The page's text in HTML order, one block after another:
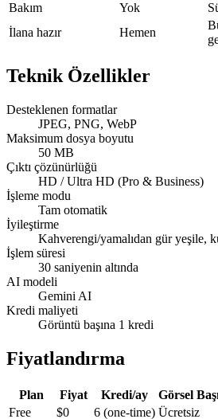
Bakım
Yok
İlana hazır
Hemen
Teknik Özellikler
Desteklenen formatlar
JPEG, PNG, WebP
Maksimum dosya boyutu
50 MB
Çıktı çözünürlüğü
HD / Ultra HD (Pro & Business)
İşleme modu
Tam otomatik
İyileştirme
Kahverengi/yamalıdan gür yeşile,
İşlem süresi
30 saniyenin altında
AI modeli
Gemini AI
Kredi maliyeti
Görüntü başına 1 kredi
Fiyatlandırma
Plan Fiyat Kredi/ay Görsel
Free
$0 6 (one-time) Ücretsiz